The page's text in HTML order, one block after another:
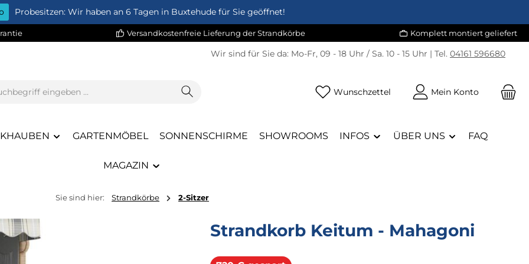
Probesitzen: Wir haben an 6 Tagen in Buxtehude für Sie geöffnet!
Versandkostenfreie Lieferung der Strandkörbe Komplett montiert geliefert
Wir sind für Sie da: Mo-Fr, 09 - 18 Uhr / Sa. 10 - 15 Uhr | Tel. 04161 596680
Wunschzettel Du hast 0 Produkte auf dem
Mein Konto
GARTENMÖBEL SONNENSCHIRME SHOWROOMS INFOS ÜBER UNS FAQ
MAGAZIN
Sie sind hier: Strandkörbe 2-Sitzer
Strandkorb Keitum - Mahagoni